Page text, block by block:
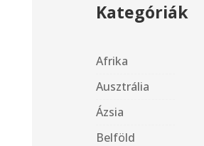
Kategóriák
Afrika
Ausztrália
Ázsia
Belföld